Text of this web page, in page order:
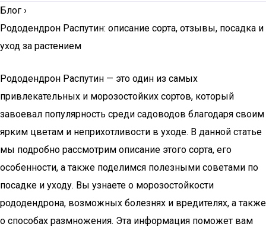
Блог ›
Рододендрон Распутин: описание сорта, отзывы, посадка и
уход за растением
Рододендрон Распутин — это один из самых
привлекательных и морозостойких сортов, который
завоевал популярность среди садоводов благодаря своим
ярким цветам и неприхотливости в уходе. В данной статье
мы подробно рассмотрим описание этого сорта, его
особенности, а также поделимся полезными советами по
посадке и уходу. Вы узнаете о морозостойкости
рододендрона, возможных болезнях и вредителях, а также
о способах размножения. Эта информация поможет вам